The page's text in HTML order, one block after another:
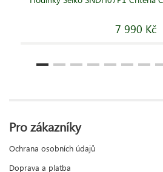
7 990 Kč
Pro zákazníky
Ochrana osobních údajů
Doprava a platba